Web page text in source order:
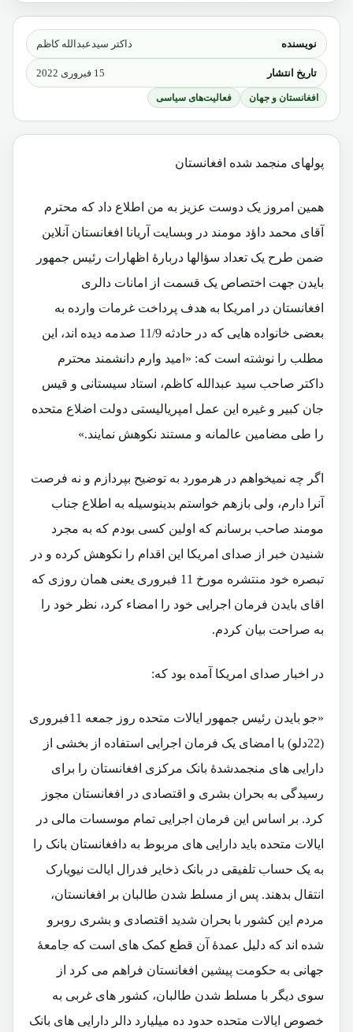
نویسنده داکتر سیدعبدالله کاظم
تاریخ انتشار 15 فبروری 2022
افغانستان و جهان فعالیت‌های سیاسی
پولهای منجمد شده افغانستان
همین امروز یک دوست عزیز به من اطلاع داد که محترم
آقای محمد داؤد مومند در وبسایت آریانا افغانستان آنلاین
ضمن طرح یک تعداد سؤالها دربارۀ اظهارات رئیس جمهور
بایدن جهت اختصاص یک قسمت از امانات دالری
افغانستان در امریکا به هدف پرداخت غرمات وارده به
بعضی خانواده هایی که در حادثه 11/9 صدمه دیده اند، این
مطلب را نوشته است که: «امید وارم دانشمند محترم
داکتر صاحب سید عبدالله کاظم، استاد سیستانی و قیس
جان کبیر و غیره این عمل امپریالیستی دولت اضلاع متحده
را طی مضامین عالمانه و مستند نکوهش نمایند.»
اگر چه نمیخواهم در هرمورد به توضیح بپردازم و نه فرصت
آنرا دارم، ولی بازهم خواستم بدینوسیله به اطلاع جناب
مومند صاحب برسانم که اولین کسی بودم که به مجرد
شنیدن خبر از صدای امریکا این اقدام را نکوهش کرده و در
تبصره خود منتشره مورخ 11 فبروری یعنی همان روزی که
اقای بایدن فرمان اجرایی خود را امضاء کرد، نظر خود را
به صراحت بیان کردم.
در اخبار صدای امریکا آمده بود که:
«جو بایدن رئیس جمهور ایالات متحده روز جمعه 11فبروری
(22دلو) با امضای یک فرمان اجرایی استفاده از بخشی از
دارایی ‌های منجمدشدهٔ بانک مرکزی افغانستان را برای
رسیدگی به بحران بشری و اقتصادی در افغانستان مجوز
کرد. بر اساس این فرمان اجرایی تمام موسسات مالی در
ایالات متحده باید دارایی ‌های مربوط به دافغانستان بانک را
به یک حساب تلفیقی در بانک ذخایر فدرال ایالت نیویارک
انتقال بدهند. پس از مسلط شدن طالبان بر افغانستان،
مردم این کشور با بحران شدید اقتصادی و بشری روبرو
شده اند که دلیل عمدۀ آن قطع کمک‌ های است که جامعۀ
جهانی به حکومت پیشین افغانستان فراهم می ‌کرد از
سوی دیگر با مسلط شدن طالبان، کشور های غربی به
خصوص ایالات متحده حدود ده میلیارد دالر دارایی ‌های بانک